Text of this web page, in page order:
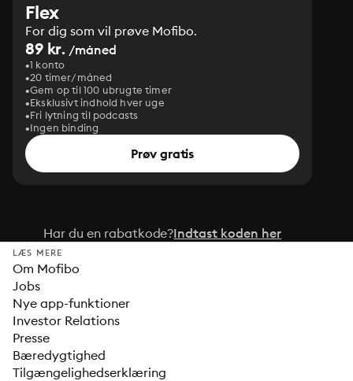
Flex
For dig som vil prøve Mofibo.
89 kr. /måned
1 konto
20 timer/måned
Gem op til 100 ubrugte timer
Eksklusivt indhold hver uge
Fri lytning til podcasts
Ingen binding
Prøv gratis
Har du en rabatkode?Indtast koden her
LÆS MERE
Om Mofibo
Jobs
Nye app-funktioner
Investor Relations
Presse
Bæredygtighed
Tilgængelighedserklæring